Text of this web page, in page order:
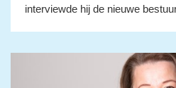
interviewde hij de nieuwe